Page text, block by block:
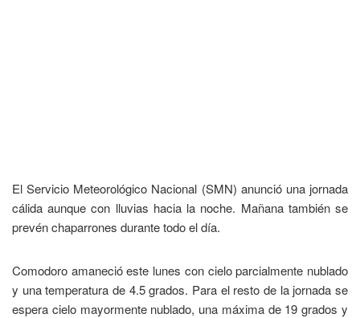
El Servicio Meteorológico Nacional (SMN) anunció una jornada
cálida aunque con lluvias hacia la noche. Mañana también se
prevén chaparrones durante todo el día.
Comodoro amaneció este lunes con cielo parcialmente nublado
y una temperatura de 4.5 grados. Para el resto de la jornada se
espera cielo mayormente nublado, una máxima de 19 grados y